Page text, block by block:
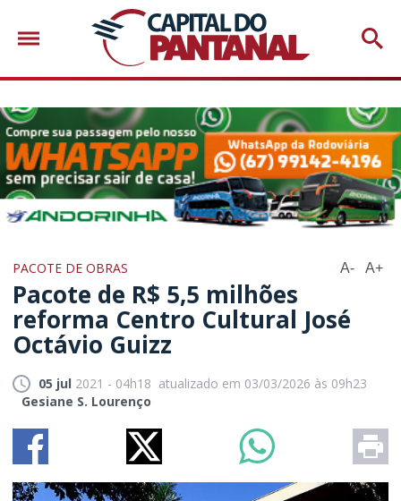
PACOTE DE OBRAS A- A+
Pacote de R$ 5,5 milhões
reforma Centro Cultural José
Octávio Guizz
05 jul 2021 - 04h18 atualizado em 03/03/2026 às 09h23
Gesiane S. Lourenço